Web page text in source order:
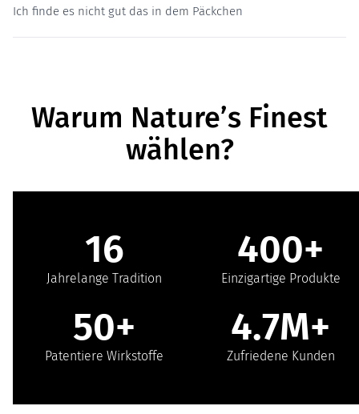
Ich finde es nicht gut das in dem Päckchen
Warum Nature’s Finest
wählen?
16
Jahrelange Tradition
400+
Einzigartige Produkte
50+
Patentiere Wirkstoffe
4.7M+
Zufriedene Kunden